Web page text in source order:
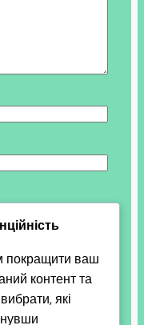
покращити ваш
контент та
які